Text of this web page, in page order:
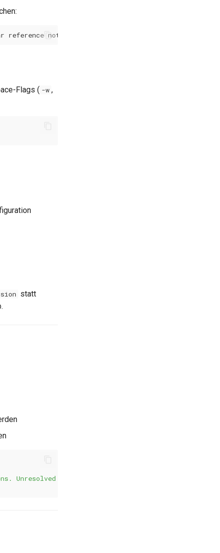
Flags ( -w ,
statt
Unresolved blocks: %v"